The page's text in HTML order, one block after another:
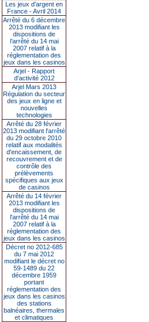
Les jeux d’argent en
France - Avril 2014
Arrêté du 6 décembre
2013 modifiant les
dispositions de
l’arrêté du 14 mai
2007 relatif à la
réglementation des
jeux dans les casinos
Arjel - Rapport
d'activité 2012
Arjel Mars 2013
Régulation du secteur
des jeux en ligne et
nouvelles
technologies
Arrêté du 28 février
2013 modifiant l'arrêté
du 29 octobre 2010
relatif aux modalités
d'encaissement, de
recouvrement et de
contrôle des
prélèvements
spécifiques aux jeux
de casinos
Arrêté du 14 février
2013 modifiant les
dispositions de
l'arrêté du 14 mai
2007 relatif à la
réglementation des
jeux dans les casinos
Décret no 2012-685
du 7 mai 2012
modifiant le décret no
59-1489 du 22
décembre 1959
portant
réglementation des
jeux dans les casinos
des stations
balnéaires, thermales
et climatiques